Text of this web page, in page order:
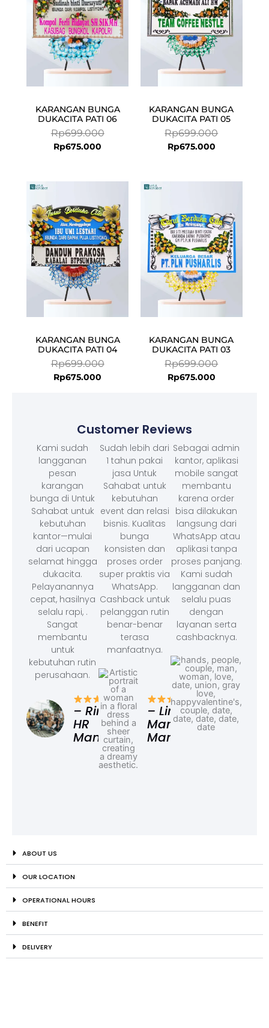
KARANGAN BUNGA
DUKACITA PATI 06
Rp699.000
Rp675.000
KARANGAN BUNGA
DUKACITA PATI 05
Rp699.000
Rp675.000
KARANGAN BUNGA
DUKACITA PATI 04
Rp699.000
was:
Rp699.000.
Rp675.000
is:
Rp675.000.
KARANGAN BUNGA
DUKACITA PATI 03
Rp699.000
was:
Rp699.000.
Rp675.000
is:
Rp675.000.
Customer Reviews
Kami sudah
langganan
pesan
karangan
bunga di Untuk
Sahabat untuk
kebutuhan
kantor—mulai
dari ucapan
selamat hingga
dukacita.
Pelayanannya
cepat, hasilnya
selalu rapi, .
Sangat
membantu
untuk
kebutuhan rutin
perusahaan.
– Rina,
HR
Manager
Sudah lebih dari
1 tahun pakai
jasa Untuk
Sahabat untuk
kebutuhan
event dan relasi
bisnis. Kualitas
bunga
konsisten dan
proses order
super praktis via
WhatsApp.
Cashback untuk
pelanggan rutin
benar-benar
terasa
manfaatnya.
– Linda,
Marketing
Manager
Sebagai admin
kantor, aplikasi
mobile sangat
membantu
karena order
bisa dilakukan
langsung dari
WhatsApp atau
aplikasi tanpa
proses panjang.
Kami sudah
langganan dan
selalu puas
dengan
layanan serta
cashbacknya.
ABOUT US
OUR LOCATION
OPERATIONAL HOURS
BENEFIT
DELIVERY